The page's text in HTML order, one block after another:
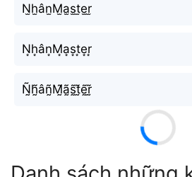
N̫h̫ân̫M̫a̫s̫t̫e̫r̫
N͙h͙ân͙M͙a͙s͙t͙e͙r͙
Ñ̰h̰̃âñ̰M̰̃ã̰s̰̃t̰̃ḛ̃r̰̃